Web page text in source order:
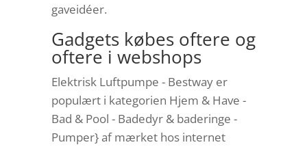
gaveidéer.
Gadgets købes oftere og
oftere i webshops
Elektrisk Luftpumpe - Bestway er
populært i kategorien Hjem & Have -
Bad & Pool - Badedyr & baderinge -
Pumper} af mærket hos internet